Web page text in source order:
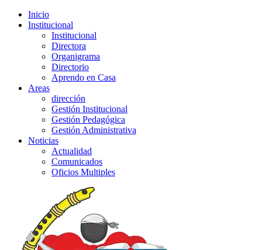
Inicio
Institucional
Institucional
Directora
Organigrama
Directorio
Aprendo en Casa
Areas
dirección
Gestión Institucional
Gestión Pedagógica
Gestión Administrativa
Noticias
Actualidad
Comunicados
Oficios Multiples